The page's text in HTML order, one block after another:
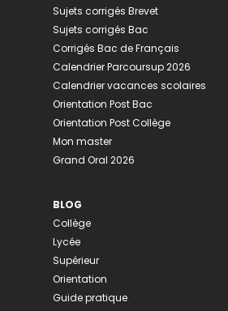
Sujets corrigés Brevet
Sujets corrigés Bac
Corrigés Bac de Français
Calendrier Parcoursup 2026
Calendrier vacances scolaires
Orientation Post Bac
Orientation Post Collège
Mon master
Grand Oral 2026
BLOG
Collège
Lycée
Supérieur
Orientation
Guide pratique